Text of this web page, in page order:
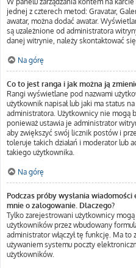
jednej z czterech metod: Gravatar,
awatar, można dodać awatar.
są uzależnione od administratora
danej witrynie, należy skontaktować
Na górę
Co to jest ranga i jak można ją
Rangi wyświetlane pod nazwami
użytkownik napisał lub jaki ma status
administratora. Użytkownicy nie mogą
ponieważ ustawia je administrator
aby zwiększyć swój licznik postów i
toleruje takich działań i moderator lub
takiego użytkownika.
Na górę
Podczas próby wysłania
mnie o zalogowanie. Dlaczego?
Tylko zarejestrowani użytkownicy
użytkowników przez wbudowany
administrator włączył tę funkcję. Ma
używaniem systemu poczty
użytkowników.